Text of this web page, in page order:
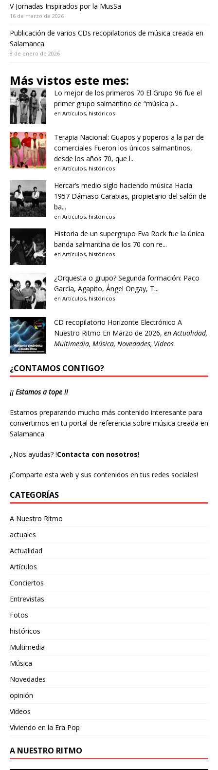
V Jornadas Inspirados por la MusSa
16 de marzo de 2026
Publicación de varios CDs recopilatorios de música creada en
Salamanca
8 de enero de 2026
Más vistos este mes:
Lo mejor de los primeros 70 El Grupo 96 fue el
primer grupo salmantino de “música p...
en Artículos, históricos
Terapia Nacional: Guapos y poperos a la par de
comerciales Fueron los únicos salmantinos,
desde los años 70, que l...
en Artículos, históricos
Hercar’s medio siglo haciendo música Hacia
1957 Dámaso Carabias, propietario del salón de
ba...
en Artículos, históricos
Historia de un supergrupo Eva Rock fue la única
banda salmantina de los 70 con re...
en Artículos, históricos
¿Orquesta o grupo? Segunda formación: Paco
García, Agapito, Ángel Ongay, T...
en Artículos, históricos
CD recopilatorio Horizonte Electrónico A
Nuestro Ritmo En Marzo de 2026, en Actualidad,
Multimedia, Música, Novedades, Videos
¿CONTAMOS CONTIGO?
¡¡ Estamos a tope !!
Estamos preparando mucho más contenido interesante para
convertirnos en tu portal de referencia sobre música creada en
Salamanca.
¿Nos ayudas? !Contacta con nosotros!
¡Comparte esta web y sus contenidos en tus redes sociales!
CATEGORÍAS
A Nuestro Ritmo
actuales
Actualidad
Artículos
Conciertos
Entrevistas
Fotos
históricos
Multimedia
Música
Novedades
opinión
Videos
Viviendo en la Era Pop
A NUESTRO RITMO